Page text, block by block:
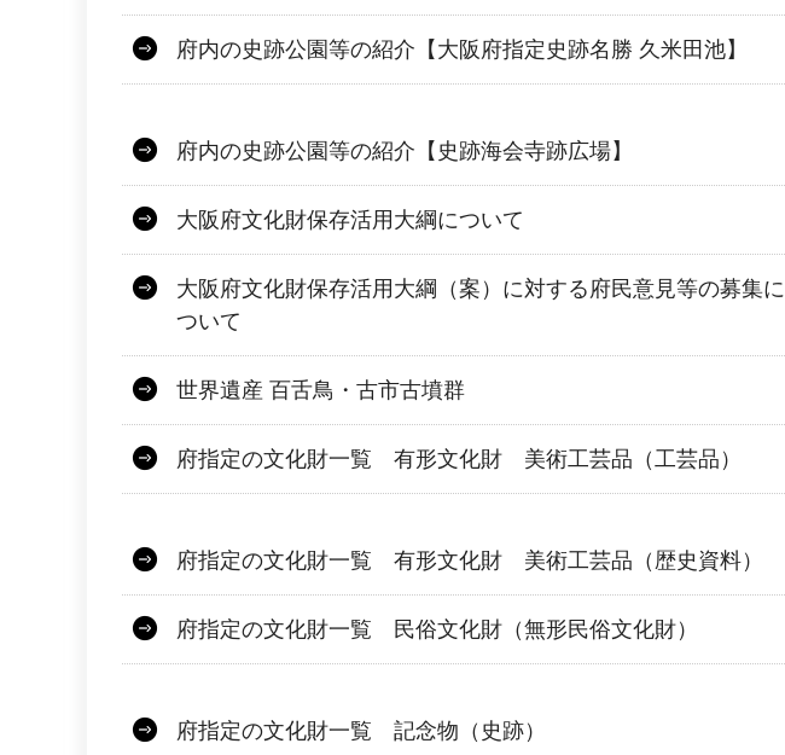
府内の史跡公園等の紹介【大阪府指定史跡名勝 久米田池】
府内の史跡公園等の紹介【史跡海会寺跡広場】
大阪府文化財保存活用大綱について
大阪府文化財保存活用大綱（案）に対する府民意見等の募集に
ついて
世界遺産 百舌鳥・古市古墳群
府指定の文化財一覧 有形文化財 美術工芸品（工芸品）
府指定の文化財一覧 有形文化財 美術工芸品（歴史資料）
府指定の文化財一覧 民俗文化財（無形民俗文化財）
府指定の文化財一覧 記念物（史跡）